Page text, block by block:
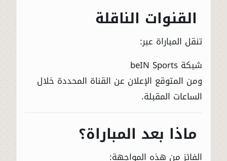
القنوات الناقلة
تنقل المباراة عبر:
شبكة beIN Sports
ومن المتوقع الإعلان عن القناة المحددة خلال
الساعات المقبلة.
ماذا بعد المباراة؟
الفائز من هذه المواجهة: